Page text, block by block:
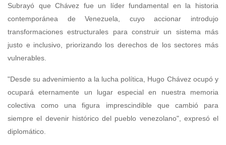
Subrayó que Chávez fue un líder fundamental en la historia
contemporánea de Venezuela, cuyo accionar introdujo
transformaciones estructurales para construir un sistema más
justo e inclusivo, priorizando los derechos de los sectores más
vulnerables.
"Desde su advenimiento a la lucha política, Hugo Chávez ocupó y
ocupará eternamente un lugar especial en nuestra memoria
colectiva como una figura imprescindible que cambió para
siempre el devenir histórico del pueblo venezolano", expresó el
diplomático.